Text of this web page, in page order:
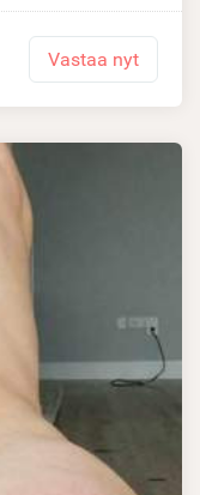
Vastaa nyt